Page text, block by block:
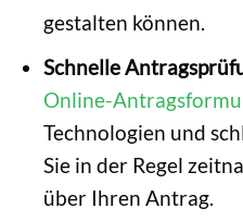
gestalten können.
Schnelle
Online-
Technologien und
Sie in der Regel
über Ihren Antrag.